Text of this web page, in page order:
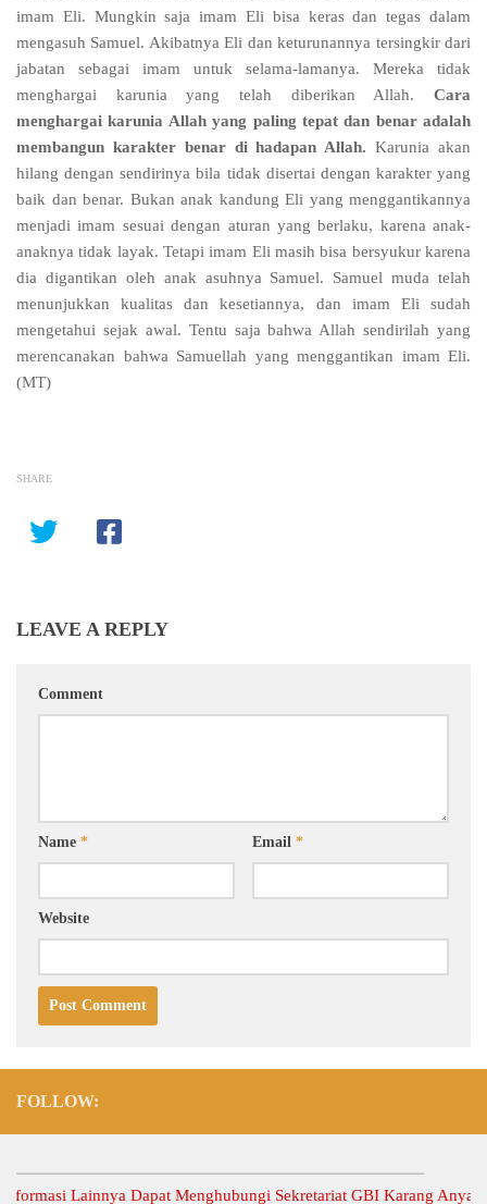
imam Eli. Mungkin saja imam Eli bisa keras dan tegas dalam
mengasuh Samuel. Akibatnya Eli dan keturunannya tersingkir dari
jabatan sebagai imam untuk selama-lamanya. Mereka tidak
menghargai karunia yang telah diberikan Allah. Cara
menghargai karunia Allah yang paling tepat dan benar adalah
membangun karakter benar di hadapan Allah. Karunia akan
hilang dengan sendirinya bila tidak disertai dengan karakter yang
baik dan benar. Bukan anak kandung Eli yang menggantikannya
menjadi imam sesuai dengan aturan yang berlaku, karena anak-
anaknya tidak layak. Tetapi imam Eli masih bisa bersyukur karena
dia digantikan oleh anak asuhnya Samuel. Samuel muda telah
menunjukkan kualitas dan kesetiannya, dan imam Eli sudah
mengetahui sejak awal. Tentu saja bahwa Allah sendirilah yang
merencanakan bahwa Samuellah yang menggantikan imam Eli.
(MT)
SHARE
LEAVE A REPLY
Comment
Name * Email *
Website
FOLLOW:
Lainnya Dapat Menghubungi Sekretariat GBI Karang Anyar.